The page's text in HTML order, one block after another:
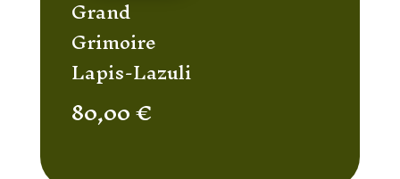
Grand
Grimoire
Lapis-Lazuli
80,00€